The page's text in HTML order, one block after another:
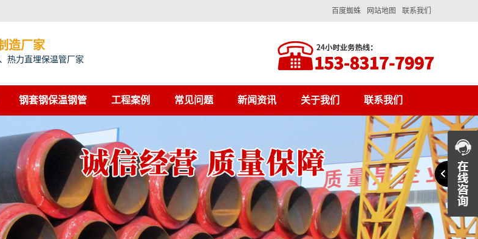
联系我们
网站地图
百度蜘蛛
造厂家
热力直埋保温管厂家
钢套钢保温钢管 工程案例 常见问题 新闻资讯 关于我们 联系我们